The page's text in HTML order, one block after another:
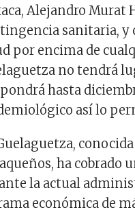
Alejandro Murat
sanitaria, y
por encima de
no tendrá
hasta
así lo
ha cobrado
la actual
económica de